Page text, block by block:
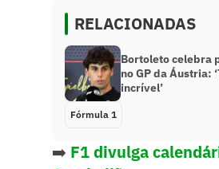
RELACIONADAS
Bortoleto celebra
no GP da Áustria:
incrível’
Fórmula 1
➡️ F1 divulga